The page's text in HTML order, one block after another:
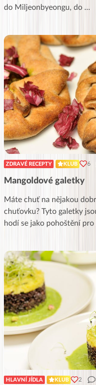
do Miljeonbyeongu, do ...
ZDRAVÉ RECEPTY KLUB 6
Mangoldové galetky
Máte chuť na nějakou
chuťovku? Tyto galetky
hodí se jako pohoštění
HLAVNÍ JÍDLA KLUB 2